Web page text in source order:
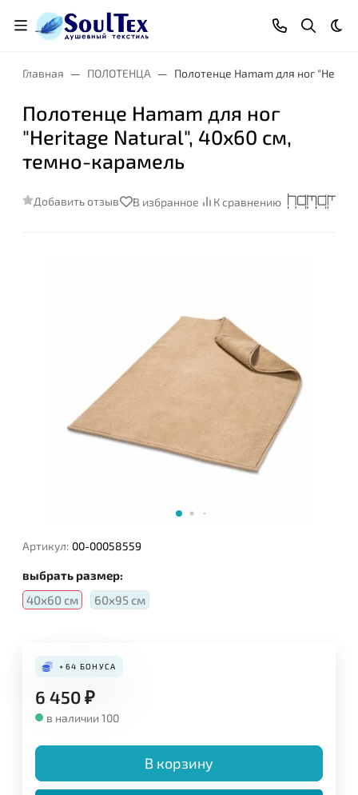
Главная ПОЛОТЕНЦА Полотенце Hamam для ног
Полотенце Hamam для ног
"Heritage Natural", 40x60 см,
темно-карамель
Добавить отзыв В избранное К сравнению
Артикул: 00-00058559
выбрать размер:
40х60 см
60х95 см
+64 БОНУСА
6 450₽
в наличии 100
В корзину